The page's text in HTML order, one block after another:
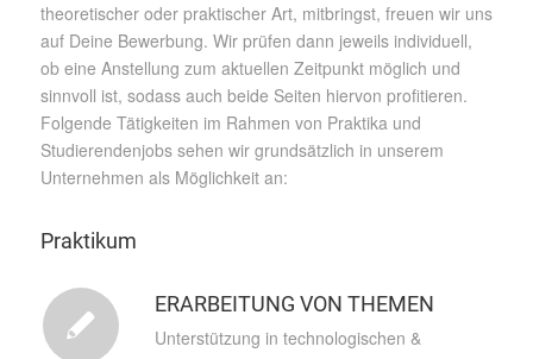
theoretischer oder praktischer Art, mitbringst, freuen wir uns
auf Deine Bewerbung. Wir prüfen dann jeweils individuell,
ob eine Anstellung zum aktuellen Zeitpunkt möglich und
sinnvoll ist, sodass auch beide Seiten hiervon profitieren.
Folgende Tätigkeiten im Rahmen von Praktika und
Studierendenjobs sehen wir grundsätzlich in unserem
Unternehmen als Möglichkeit an:
Praktikum
ERARBEITUNG VON THEMEN
Unterstützung in technologischen &